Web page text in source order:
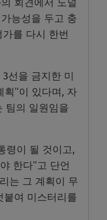
회견에서 도널
능성을 두고 충
를 다시 한번
선을 금지한 미
획”이 있다며, 자
팀의 일원임을
령이 될 것이고,
한다”고 단언
는 그 계획이 무
붙여 미스터리를